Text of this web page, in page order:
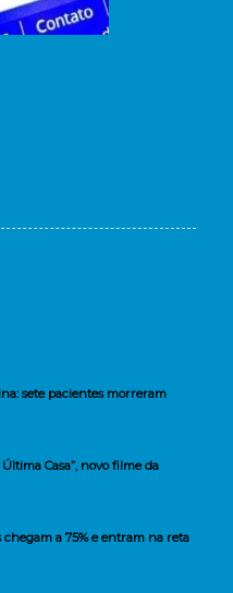
sete pacientes morreram
Casa”, novo filme da
a 75% e entram na reta